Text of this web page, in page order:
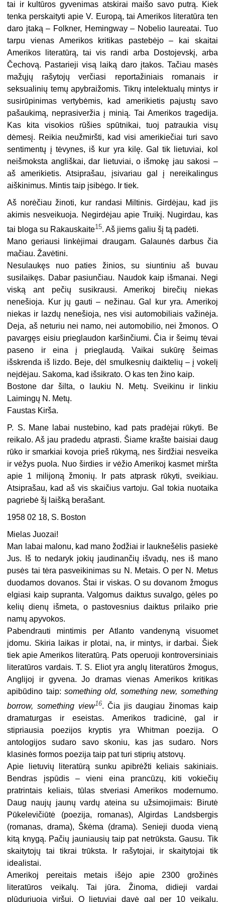
tai ir kultūros gyvenimas atskirai maišo savo putrą. Kiek
tenka perskaityti apie V. Europą, tai Amerikos literatūra ten
daro įtaką – Folkner, Hemingway – Nobelio laureatai. Tuo
tarpu vienas Amerikos kritikas pastebėjo – kai skaitai
Amerikos literatūrą, tai vis randi arba Dostojevskį, arba
Čechovą. Pastarieji visą laiką daro įtakos. Tačiau masės
mažųjų rašytojų verčiasi reportažiniais romanais ir
seksualinių temų apybraižomis. Tikrų intelektualų mintys ir
susirūpinimas vertybėmis, kad amerikietis pajustų savo
pašaukimą, neprasiveržia į minią. Tai Amerikos tragedija.
Kas kita visokios rūšies spūtnikai, tuoj patraukia visų
dėmesį. Reikia neužmiršti, kad visi amerikiečiai turi savo
sentimentų į tėvynes, iš kur yra kilę. Gal tik lietuviai, kol
neišmoksta angliškai, dar lietuviai, o išmokę jau sakosi –
aš amerikietis. Atsiprašau, įsivariau gal į nereikalingus
aiškinimus. Mintis taip įsibėgo. Ir tiek.
Aš norėčiau žinoti, kur randasi Miltinis. Girdėjau, kad jis
akimis nesveikuoja. Negirdėjau apie Truikį. Nugirdau, kas
tai bloga su Rakauskaite15. Aš jiems galiu šį tą padėti.
Mano geriausi linkėjimai draugam. Galaunės darbus čia
mačiau. Žavėtini.
Nesulaukęs nuo paties žinios, su siuntiniu aš buvau
susilaikęs. Dabar pasiunčiau. Naudok kaip išmanai. Negi
viską ant pečių susikrausi. Amerikoj birečių niekas
nenešioja. Kur jų gauti – nežinau. Gal kur yra. Amerikoj
niekas ir lazdų nenešioja, nes visi automobiliais važinėja.
Deja, aš neturiu nei namo, nei automobilio, nei žmonos. O
pavargęs eisiu prieglaudon karšinčiumi. Čia ir šeimų tėvai
paseno ir eina į prieglaudą. Vaikai sukūrę šeimas
išskrenda iš lizdo. Beje, dėl smulkesnių daiktelių – į vokelį
neįdėjau. Sakoma, kad išsikrato. O kas ten žino kaip.
Bostone dar šilta, o laukiu N. Metų. Sveikinu ir linkiu
Laimingų N. Metų.
Faustas Kirša.
P. S. Mane labai nustebino, kad pats pradėjai rūkyti. Be
reikalo. Aš jau pradedu atprasti. Šiame krašte baisiai daug
rūko ir smarkiai kovoja prieš rūkymą, nes širdžiai nesveika
ir vėžys puola. Nuo širdies ir vėžio Amerikoj kasmet miršta
apie 1 milijoną žmonių. Ir pats atprask rūkyti, sveikiau.
Atsiprašau, kad aš vis skaičius vartoju. Gal tokia nuotaika
pagriebė šį laišką berašant.
1958 02 18, S. Boston
Mielas Juozai!
Man labai malonu, kad mano žodžiai ir lauknešėlis pasiekė
Jus. Iš to nedaryk jokių jaudinančių išvadų, nes iš mano
pusės tai tėra pasveikinimas su N. Metais. O per N. Metus
duodamos dovanos. Štai ir viskas. O su dovanom žmogus
elgiasi kaip supranta. Valgomus daiktus suvalgo, gėles po
kelių dienų išmeta, o pastovesnius daiktus prilaiko prie
namų apyvokos.
Pabendrauti mintimis per Atlanto vandenyną visuomet
įdomu. Skiria laikas ir plotai, na, ir mintys, ir darbai. Šiek
tiek apie Amerikos literatūrą. Pats operuoji kontroversiniais
literatūros vardais. T. S. Eliot yra anglų literatūros žmogus,
Anglijoj ir gyvena. Jo dramas vienas Amerikos kritikas
apibūdino taip: something old, something new, something
borrow, something view16. Čia jis daugiau žinomas kaip
dramaturgas ir eseistas. Amerikos tradicinė, gal ir
stipriausia poezijos kryptis yra Whitman poezija. O
antologijos sudaro savo skoniu, kas jas sudaro. Nors
klasinės formos poezija taip pat turi stiprių atstovų.
Apie lietuvių literatūrą sunku apibrėžti keliais sakiniais.
Bendras įspūdis – vieni eina prancūzų, kiti vokiečių
pratrintais keliais, tūlas stveriasi Amerikos modernumo.
Daug naujų jaunų vardų ateina su užsimojimais: Birutė
Pūkelevičiūtė (poezija, romanas), Algirdas Landsbergis
(romanas, drama), Škėma (drama). Senieji duoda vieną
kitą knygą. Pačių jauniausių taip pat netrūksta. Gausu. Tik
skaitytojų tai tikrai trūksta. Ir rašytojai, ir skaitytojai tik
idealistai.
Amerikoj pereitais metais išėjo apie 2300 grožinės
literatūros veikalų. Tai jūra. Žinoma, didieji vardai
plūduriuoja viršuj. O lietuviai davė gal per 10 veikalų.